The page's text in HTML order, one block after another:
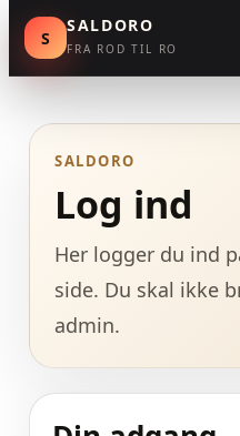
S
SALDORO
FRA ROD TIL RO
content
SALDORO
Log ind
Her logger du ind
side. Du skal ikke
admin.